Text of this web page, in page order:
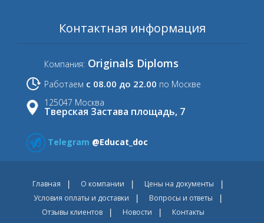
Контактная информация
Компания: Originals Diploms
Работаем с 08.00 до 22.00 по Москве
125047 Москва
Тверская Застава площадь, 7
Telegram @Educat_doc
Главная О компании
Цены на документы
Условия оплаты и доставки
Вопросы и ответы
Отзывы клиентов
Новости Контакты